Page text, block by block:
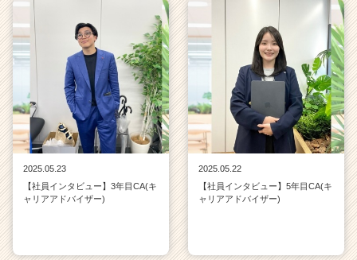
2025.05.23
【社員インタビュー】3年目CA(キ
ャリアアドバイザー)
2025.05.22
【社員インタビュー】5年目CA(キ
ャリアアドバイザー)